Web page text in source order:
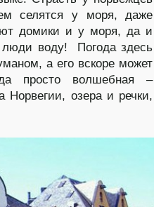
селятся у моря, даже
домики и у моря, да и
люди воду! Погода здесь
а его вскоре может
просто волшебная –
Норвегии, озера и речки,